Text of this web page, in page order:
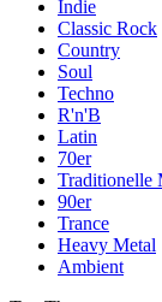
Indie
Classic Rock
Country
Soul
Techno
R'n'B
Latin
70er
Traditionelle
90er
Trance
Heavy Metal
Ambient